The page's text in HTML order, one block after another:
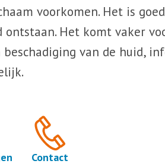
voorkomen. Het is
Het komt vaker
van de huid,
Contact